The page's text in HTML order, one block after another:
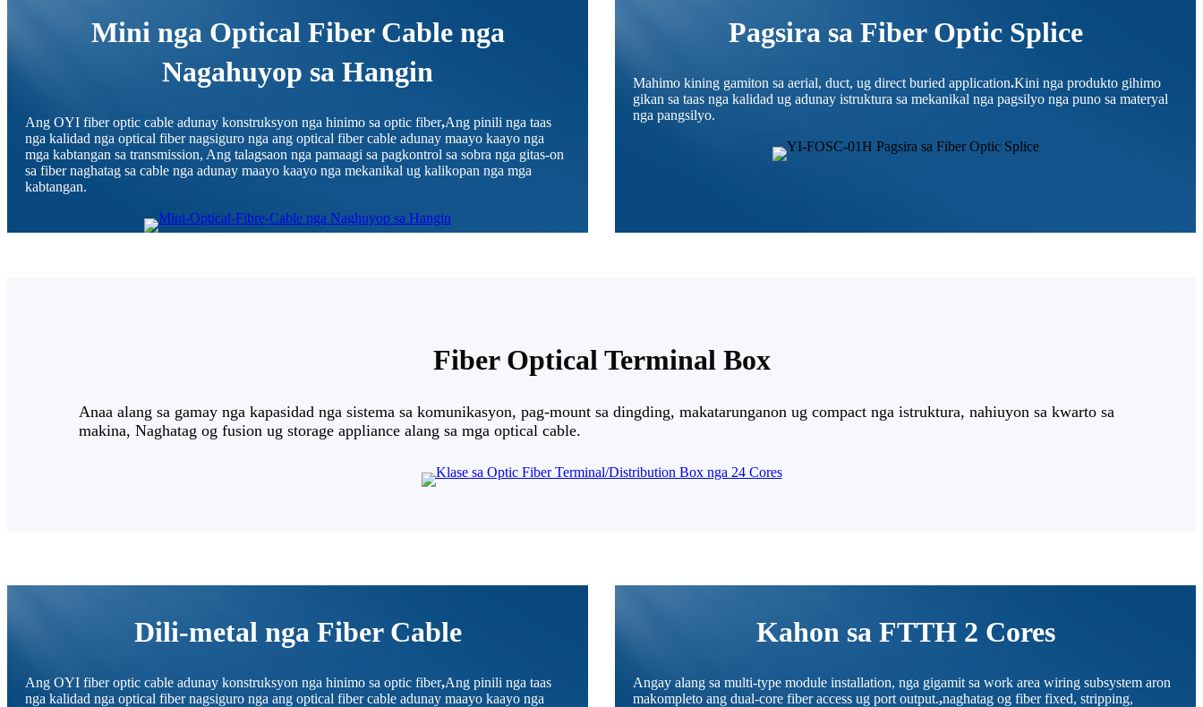
Mini nga Optical Fiber Cable nga
Nagahuyop sa Hangin
Ang OYI fiber optic cable adunay konstruksyon nga hinimo sa optic fiber,Ang pinili nga taas
nga kalidad nga optical fiber nagsiguro nga ang optical fiber cable adunay maayo kaayo nga
mga kabtangan sa transmission, Ang talagsaon nga pamaagi sa pagkontrol sa sobra nga gitas-on
sa fiber naghatag sa cable nga adunay maayo kaayo nga mekanikal ug kalikopan nga mga
kabtangan.
Pagsira sa Fiber Optic Splice
Mahimo kining gamiton sa aerial, duct, ug direct buried application.Kini nga produkto gihimo
gikan sa taas nga kalidad ug adunay istruktura sa mekanikal nga pagsilyo nga puno sa materyal
nga pangsilyo.
Fiber Optical Terminal Box
Anaa alang sa gamay nga kapasidad nga sistema sa komunikasyon, pag-mount sa dingding, makatarunganon ug compact nga istruktura, nahiuyon sa kwarto sa
makina, Naghatag og fusion ug storage appliance alang sa mga optical cable.
Dili-metal nga Fiber Cable
Ang OYI fiber optic cable adunay konstruksyon nga hinimo sa optic fiber,Ang pinili nga taas
nga kalidad nga optical fiber nagsiguro nga ang optical fiber cable adunay maayo kaayo nga
Kahon sa FTTH 2 Cores
Angay alang sa multi-type module installation, nga gigamit sa work area wiring subsystem aron
makompleto ang dual-core fiber access ug port output.,naghatag og fiber fixed, stripping,